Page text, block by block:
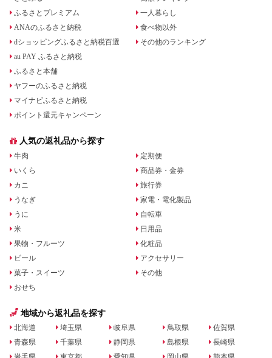
ふるさとプレミアム
ANAのふるさと納税
dショッピングふるさと納税百選
au PAY ふるさと納税
ふるさと本舗
ヤフーのふるさと納税
マイナビふるさと納税
ポイント還元キャンペーン
一人暮らし
食べ物以外
その他のランキング
人気の返礼品から探す
牛肉
いくら
カニ
うなぎ
うに
米
果物・フルーツ
ビール
菓子・スイーツ
おせち
定期便
商品券・金券
旅行券
家電・電化製品
自転車
日用品
化粧品
アクセサリー
その他
地域から返礼品を探す
北海道
青森県
埼玉県
千葉県
岐阜県
静岡県
鳥取県
島根県
佐賀県
長崎県